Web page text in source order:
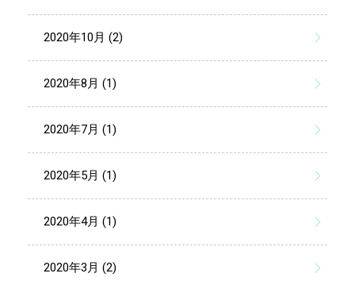
2020年10月 (2)
2020年8月 (1)
2020年7月 (1)
2020年5月 (1)
2020年4月 (1)
2020年3月 (2)